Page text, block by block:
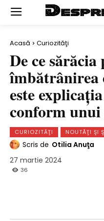
Acasă Curiozităţi
De ce sărăcia
îmbătrânirea
este
conform
CURIOZITĂŢI NOUTĂŢI ŞI
Scris de Otilia Anuţa
27 martie 2024
36